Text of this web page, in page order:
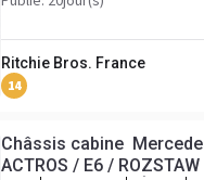
Ritchie Bros. France
14
Châssis cabine
ACTROS / E6 /